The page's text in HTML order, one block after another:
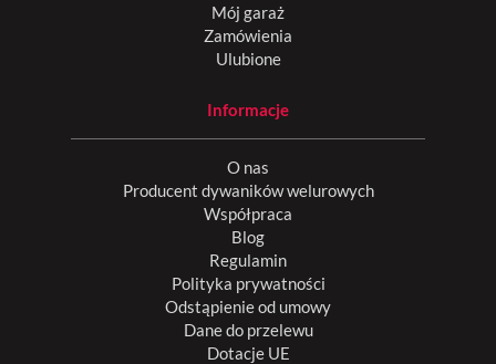
Mój garaż
Zamówienia
Ulubione
Informacje
O nas
Producent dywaników welurowych
Współpraca
Blog
Regulamin
Polityka prywatności
Odstąpienie od umowy
Dane do przelewu
Dotacje UE